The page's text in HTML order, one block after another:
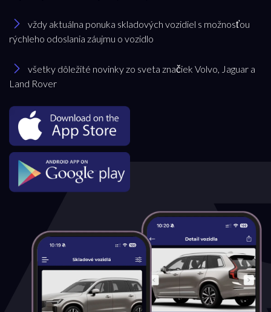
Jaguar
Model
Pobočka
Bratislava
Trenčianska Turná
Trnava
Akciová ponuka
všetky
vždy aktuálna ponuka skladových vozidiel s možnosťou
rýchleho odoslania záujmu o vozidlo
všetky dôležité novinky zo sveta značiek Volvo, Jaguar a
Land Rover